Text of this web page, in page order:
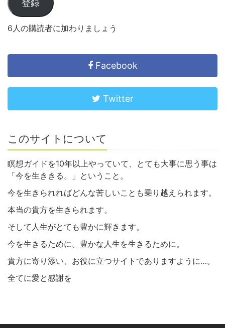
登録
6人の購読者に加わりましょう
Facebook
Twitter
このサイトについて
瞑想ガイドを10年以上やっていて、とても大事に思う事は
「今を生ききる。」ということ。
今を生きられればどんな苦しいことも乗り越えられます。
本当の貴方を生きられます。
そして人生がとても豊かに輝きます。
今を生きるために。豊かな人生を生きるために。
貴方に寄り添い、お役に立つサイトでありますように…。
全てに愛と感謝を